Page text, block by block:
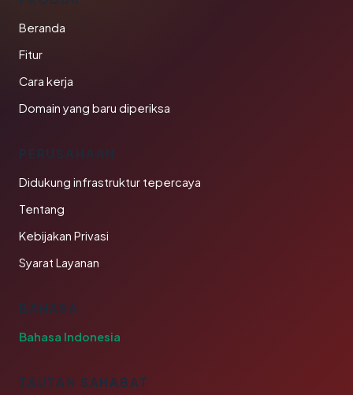
Beranda
Fitur
Cara kerja
Domain yang baru diperiksa
PERUSAHAAN
Didukung infrastruktur tepercaya
Tentang
Kebijakan Privasi
Syarat Layanan
BAHASA
Bahasa Indonesia
TAUTAN SAHABAT